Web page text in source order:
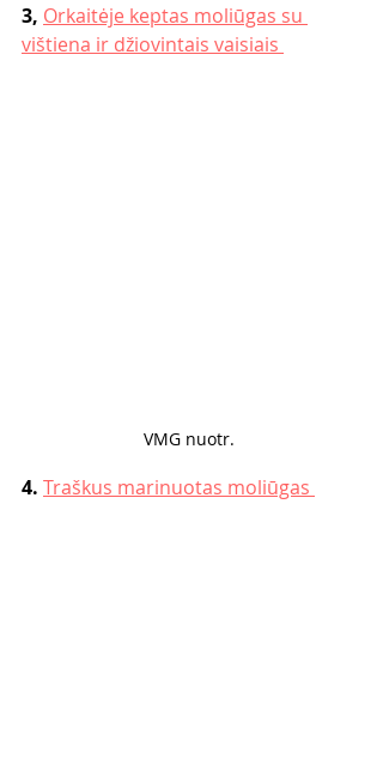
3, Orkaitėje keptas moliūgas su
vištiena ir džiovintais vaisiais
VMG nuotr.
4. Traškus marinuotas moliūgas